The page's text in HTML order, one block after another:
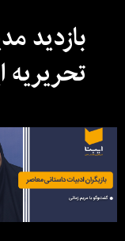
بازدید
تحریریه